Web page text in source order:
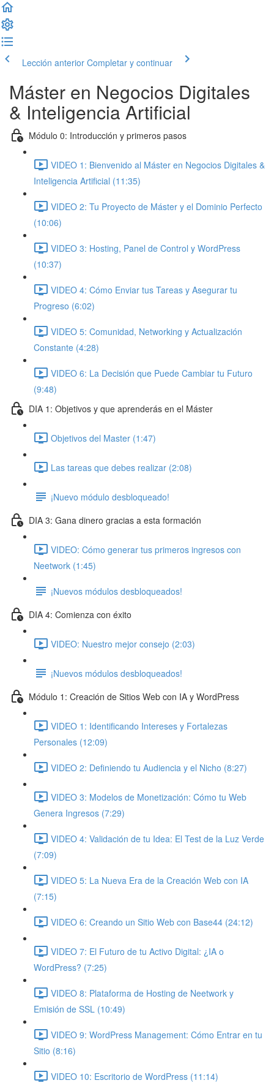
Lección anterior Completar y continuar
Máster en Negocios Digitales
& Inteligencia Artificial
Módulo 0: Introducción y primeros pasos
VIDEO 1: Bienvenido al Máster en Negocios Digitales &
Inteligencia Artificial (11:35)
VIDEO 2: Tu Proyecto de Máster y el Dominio Perfecto
(10:06)
VIDEO 3: Hosting, Panel de Control y WordPress
(10:37)
VIDEO 4: Cómo Enviar tus Tareas y Asegurar tu
Progreso (6:02)
VIDEO 5: Comunidad, Networking y Actualización
Constante (4:28)
VIDEO 6: La Decisión que Puede Cambiar tu Futuro
(9:48)
DIA 1: Objetivos y que aprenderás en el Máster
Objetivos del Master (1:47)
Las tareas que debes realizar (2:08)
¡Nuevo módulo desbloqueado!
DIA 3: Gana dinero gracias a esta formación
VIDEO: Cómo generar tus primeros ingresos con
Neetwork (1:45)
¡Nuevos módulos desbloqueados!
DIA 4: Comienza con éxito
VIDEO: Nuestro mejor consejo (2:03)
¡Nuevos módulos desbloqueados!
Módulo 1: Creación de Sitios Web con IA y WordPress
VIDEO 1: Identificando Intereses y Fortalezas
Personales (12:09)
VIDEO 2: Definiendo tu Audiencia y el Nicho (8:27)
VIDEO 3: Modelos de Monetización: Cómo tu Web
Genera Ingresos (7:29)
VIDEO 4: Validación de tu Idea: El Test de la Luz Verde
(7:09)
VIDEO 5: La Nueva Era de la Creación Web con IA
(7:15)
VIDEO 6: Creando un Sitio Web con Base44 (24:12)
VIDEO 7: El Futuro de tu Activo Digital: ¿IA o
WordPress? (7:25)
VIDEO 8: Plataforma de Hosting de Neetwork y
Emisión de SSL (10:49)
VIDEO 9: WordPress Management: Cómo Entrar en tu
Sitio (8:16)
VIDEO 10: Escritorio de WordPress (11:14)